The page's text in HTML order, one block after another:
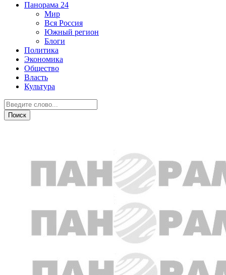
Панорама 24
Мир
Вся Россия
Южный регион
Блоги
Политика
Экономика
Общество
Власть
Культура